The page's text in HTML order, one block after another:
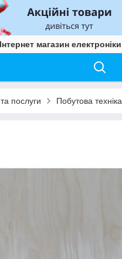
магазин електроніки
послуги Побутова техніка